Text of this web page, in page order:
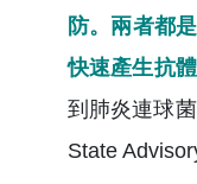
防。兩者都
快速產生抗
到肺炎連球
State